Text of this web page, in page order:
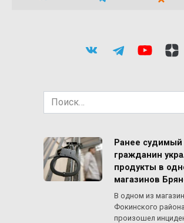
Search
for:
Ранее судимый
гражданин
продукты в
магазинов
В одном из
Фокинского района
произошел